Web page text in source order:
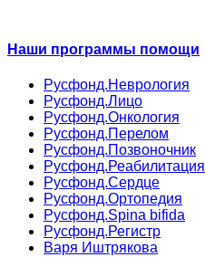
Наши программы помощи
Русфонд.Неврология
Русфонд.Лицо
Русфонд.Онкология
Русфонд.Перелом
Русфонд.Позвоночник
Русфонд.Реабилитация
Русфонд.Сердце
Русфонд.Ортопедия
Русфонд.Spina bifida
Русфонд.Регистр
Варя Иштрякова